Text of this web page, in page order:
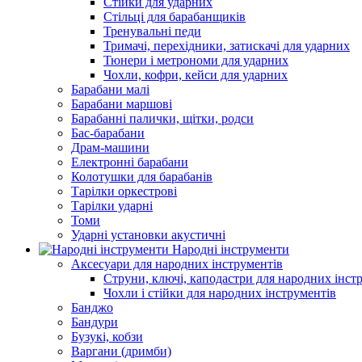
Стільці для барабанщиків
Тренувальні педи
Тримачі, перехідники, затискачі для ударних
Тюнери і метрономи для ударних
Чохли, кофри, кейси для ударних
Барабани малі
Барабани маршові
Барабанні палички, щітки, родси
Бас-барабани
Драм-машини
Електронні барабани
Колотушки для барабанів
Тарілки оркестрові
Тарілки ударні
Томи
Ударні установки акустичні
Народні інструменти
Аксесуари для народних інструментів
Струни, ключі, каподастри для народних
Чохли і стійки для народних інструментів
Банджо
Бандури
Бузукі, кобзи
Варгани (дримби)